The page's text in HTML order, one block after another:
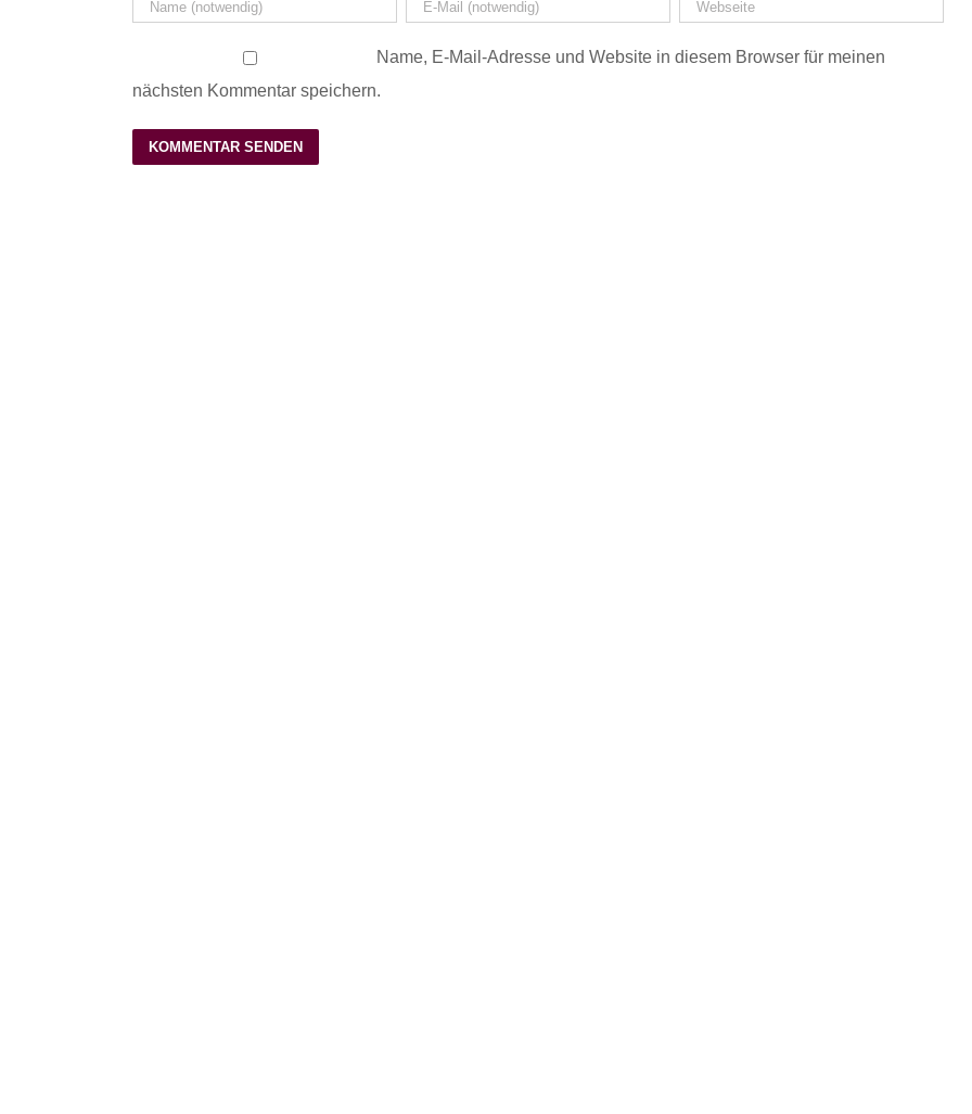
Name, E-Mail-Adresse und Website in diesem Browser für meinen
nächsten Kommentar speichern.